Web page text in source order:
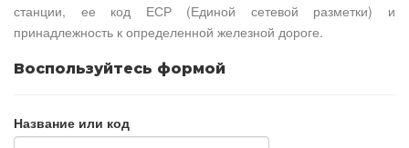
станции, ее код ЕСР (Единой сетевой разметки) и
принадлежность к определенной железной дороге.
Воспользуйтесь формой
Название или код